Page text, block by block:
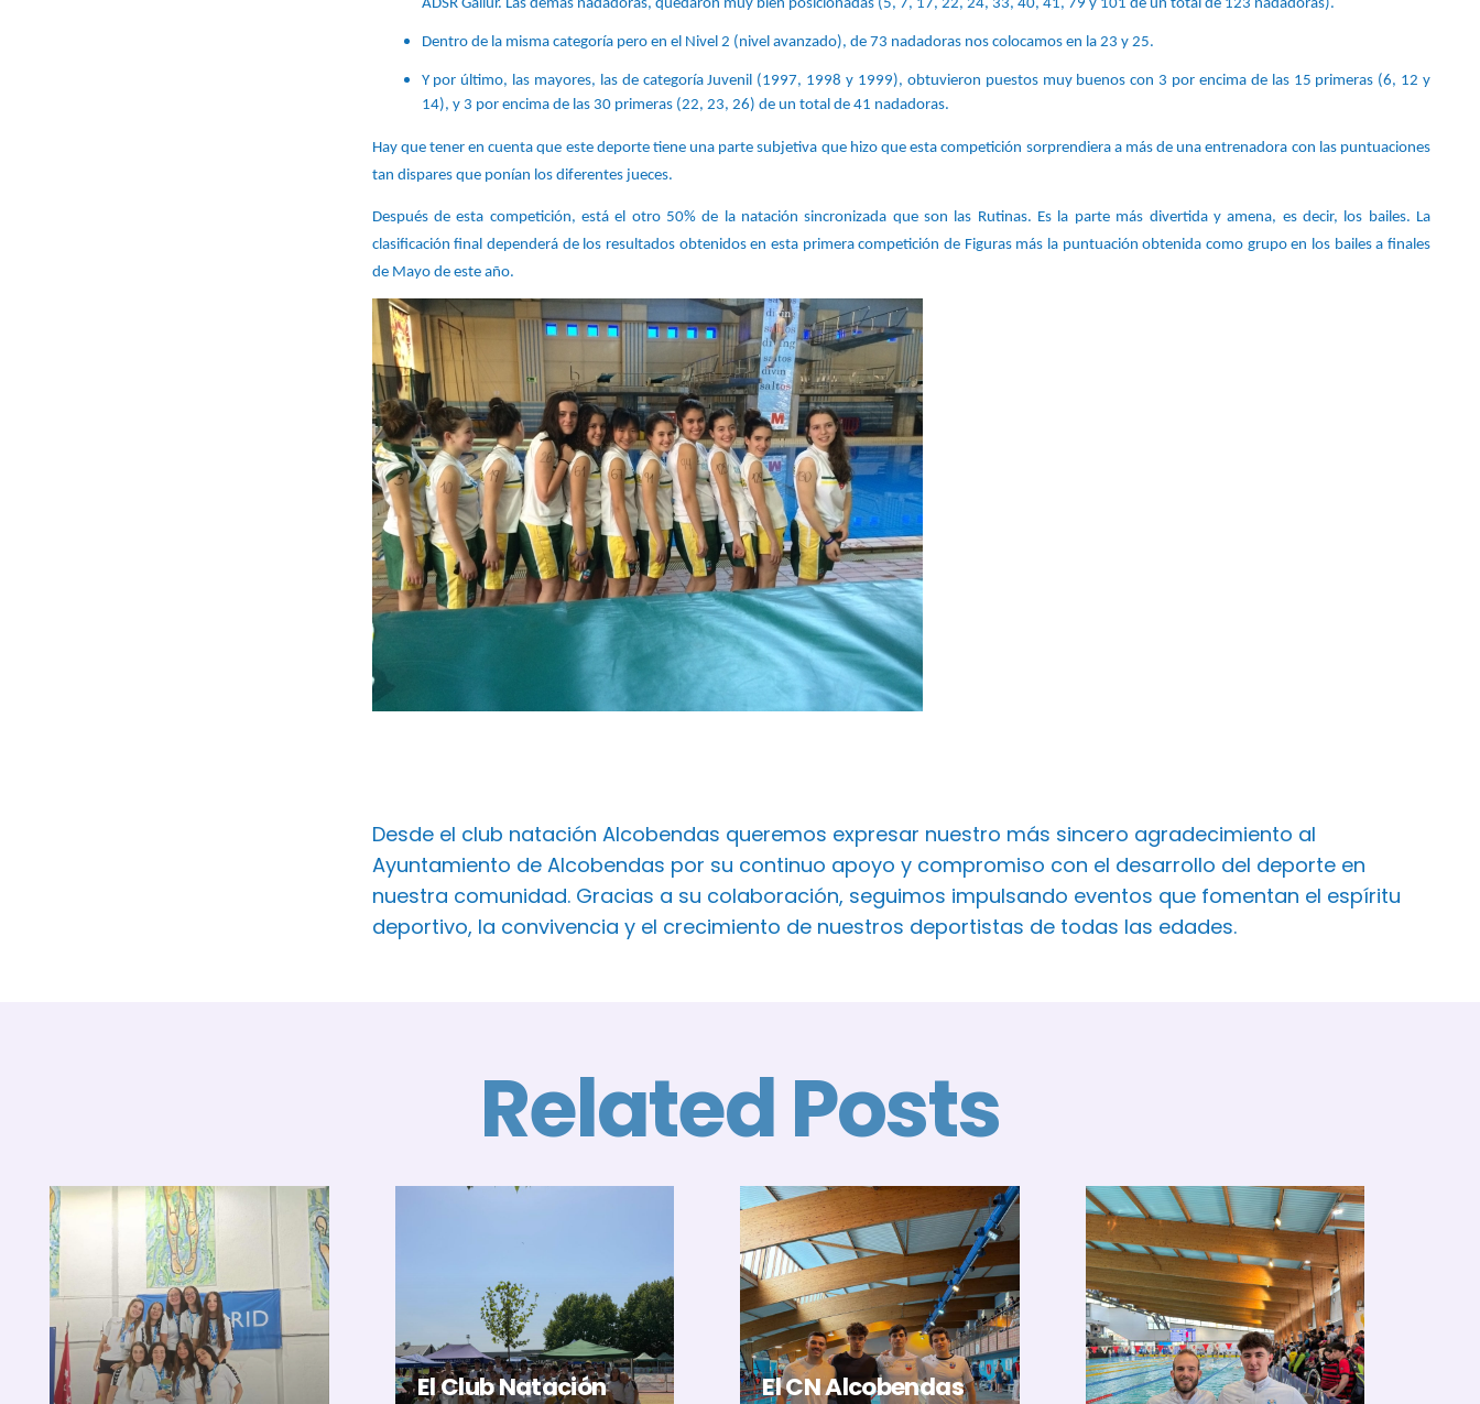
ADSR Gallur. Las demás nadadoras, quedaron muy bien posicionadas (5, 7, 17, 22, 24, 33, 40, 41, 79 y 101 de un total de 123 nadadoras).
Dentro de la misma categoría pero en el Nivel 2 (nivel avanzado), de 73 nadadoras nos colocamos en la 23 y 25.
Y por último, las mayores, las de categoría Juvenil (1997, 1998 y 1999), obtuvieron puestos muy buenos con 3 por encima de las 15 primeras (6, 12 y
14), y 3 por encima de las 30 primeras (22, 23, 26) de un total de 41 nadadoras.
Hay que tener en cuenta que este deporte tiene una parte subjetiva que hizo que esta competición sorprendiera a más de una entrenadora con las puntuaciones
tan dispares que ponían los diferentes jueces.
Después de esta competición, está el otro 50% de la natación sincronizada que son las Rutinas. Es la parte más divertida y amena, es decir, los bailes. La
clasificación final dependerá de los resultados obtenidos en esta primera competición de Figuras más la puntuación obtenida como grupo en los bailes a finales
de Mayo de este año.
Desde el club natación Alcobendas queremos expresar nuestro más sincero agradecimiento al
Ayuntamiento de Alcobendas por su continuo apoyo y compromiso con el desarrollo del deporte en
nuestra comunidad. Gracias a su colaboración, seguimos impulsando eventos que fomentan el espíritu
deportivo, la convivencia y el crecimiento de nuestros deportistas de todas las edades.
Related Posts
El Club Natación
El CN Alcobendas